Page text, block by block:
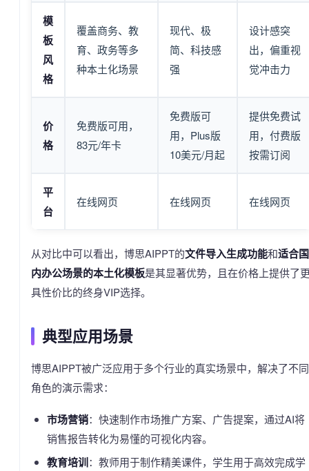
模
板
风
格
覆盖商务、教
育、政务等多
种本土化场景
现代、极
简、科技感
强
设计感突
出，偏重视
觉冲击力
价
格
免费版可用，
83元/年卡
免费版可
用，Plus版
10美元/月起
提供免费试
用，付费版
按需订阅
平
台
在线网页 在线网页 在线网页
从对比中可以看出，博思AIPPT的文件导入生成功能和适合国
内办公场景的本土化模板是其显著优势，且在价格上提供了
具性价比的终身VIP选择。
典型应用场景
博思AIPPT被广泛应用于多个行业的真实场景中，解决了不同
角色的演示需求：
市场营销：快速制作市场推广方案、广告提案，通过AI将
销售报告转化为易懂的可视化内容。
教育培训：教师用于制作精美课件，学生用于高效完成学